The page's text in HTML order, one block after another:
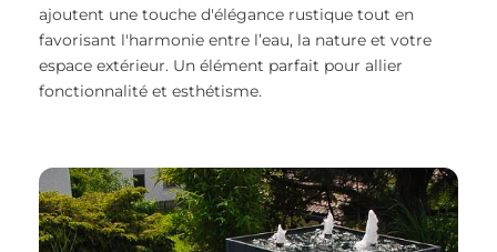
ajoutent une touche d'élégance rustique tout en
favorisant l'harmonie entre l’eau, la nature et votre
espace extérieur. Un élément parfait pour allier
fonctionnalité et esthétisme.